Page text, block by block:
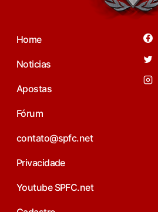
Home
Noticias
Apostas
Fórum
contato@spfc.net
Privacidade
Youtube SPFC.net